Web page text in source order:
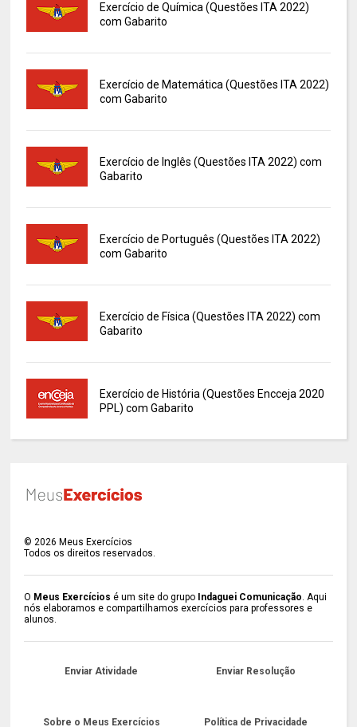
Exercício de Química (Questões ITA 2022)
com Gabarito
Exercício de Matemática (Questões ITA 2022)
com Gabarito
Exercício de Inglês (Questões ITA 2022) com
Gabarito
Exercício de Português (Questões ITA 2022)
com Gabarito
Exercício de Física (Questões ITA 2022) com
Gabarito
Exercício de História (Questões Encceja 2020
PPL) com Gabarito
©2026 Meus Exercícios
Todos os direitos reservados.
O Meus Exercícios é um site do grupo Indaguei Comunicação. Aqui
nós elaboramos e compartilhamos exercícios para professores e
alunos.
Enviar Atividade Enviar Resolução
Sobre o Meus Exercícios Política de Privacidade